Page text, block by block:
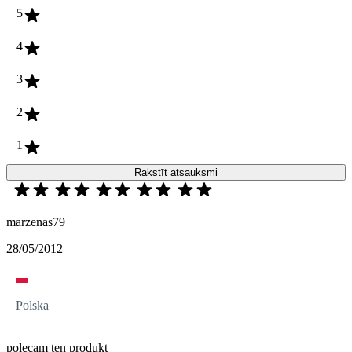
5
4
3
2
1
Rakstīt atsauksmi
marzenas79
28/05/2012
Polska
polecam ten produkt